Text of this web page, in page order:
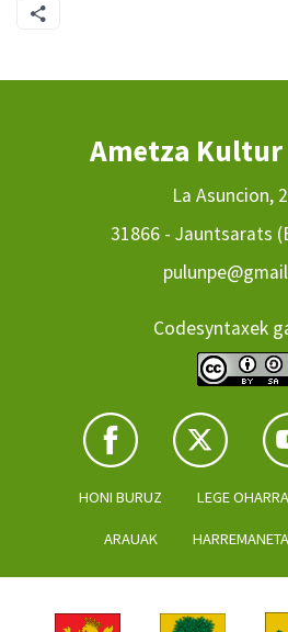
Ametza
La Asuncion,
31866 - Jauntsarats
Codesyntaxek
HONI BURUZ LEGE OHARRA
ARAUAK